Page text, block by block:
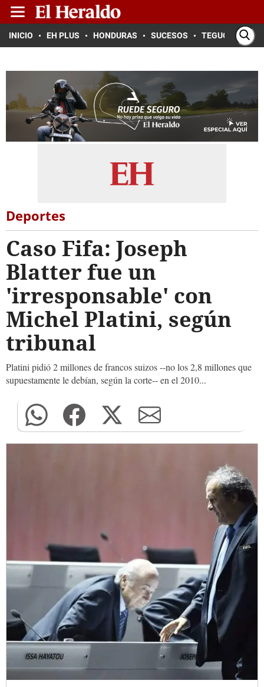
INICIO EH PLUS HONDURAS SUCESOS TEGUCIGALPA
Deportes
Caso Fifa: Joseph
Blatter fue un
'irresponsable' con
Michel Platini, según
tribunal
Platini pidió 2 millones de francos suizos --no los 2,8 millones que
supuestamente le debían, según la corte-- en el 2010...